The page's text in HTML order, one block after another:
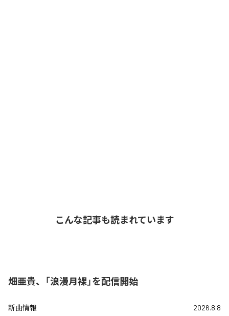
こんな記事も読まれています
畑亜貴、「浪漫月裸」を配信開始
新曲情報 2026.8.8